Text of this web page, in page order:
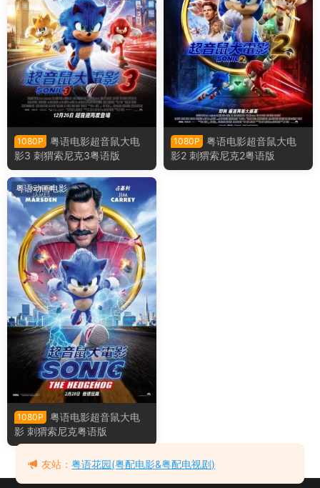
1080P
粤语电影超音鼠大电
影3 刺猬索尼克3粤语版
1080P
粤语电影超音鼠大电
影2 刺猬索尼克2粤语版
粤语动画电影
1080P
粤语电影超音鼠大电
影 刺猬索尼克粤语版
友站：粤语花园(粤配电影&粤配电视剧)